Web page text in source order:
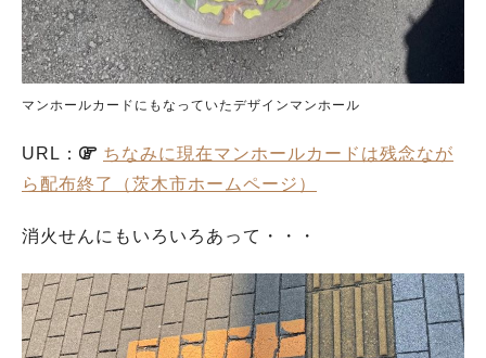
マンホールカードにもなっていたデザインマンホール
URL：
ちなみに現在マンホールカードは残念なが
ら配布終了（茨木市ホームページ）
消火せんにもいろいろあって・・・